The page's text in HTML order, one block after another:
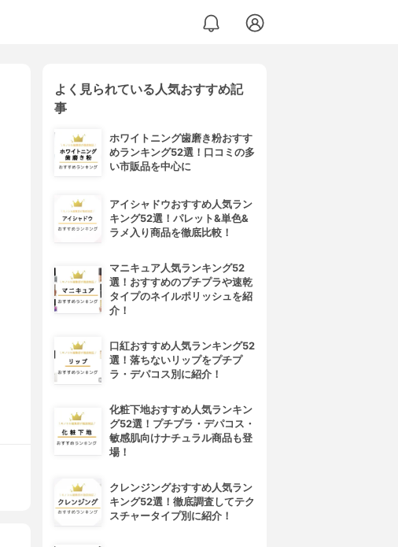
よく見られている人気おすすめ記
事
ホワイトニング歯磨き粉おすす
めランキング52選！口コミの多
い市販品を中心に
アイシャドウおすすめ人気ラン
キング52選！パレット&単色&
ラメ入り商品を徹底比較！
マニキュア人気ランキング52
選！おすすめのプチプラや速乾
タイプのネイルポリッシュを紹
介！
口紅おすすめ人気ランキング52
選！落ちないリップをプチプ
ラ・デパコス別に紹介！
化粧下地おすすめ人気ランキン
グ52選！プチプラ・デパコス・
敏感肌向けナチュラル商品も登
場！
クレンジングおすすめ人気ラン
キング52選！徹底調査してテク
スチャータイプ別に紹介！